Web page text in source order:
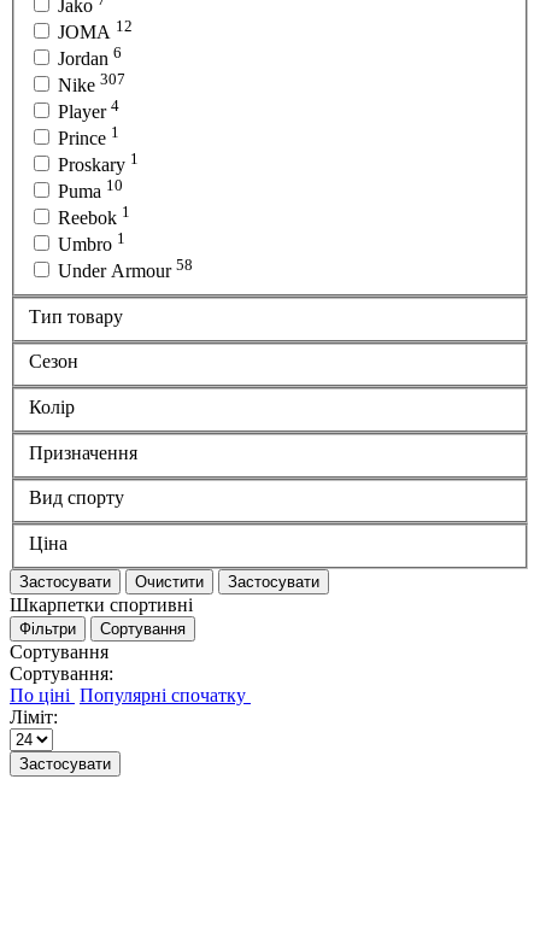
Jako
JOMA 12
Jordan 6
Nike 307
Player 4
Prince 1
Proskary 1
Puma 10
Reebok 1
Umbro 1
Under Armour 58
Тип товару
Сезон
Колір
Призначення
Вид спорту
Ціна
Застосувати Очистити Застосувати
Шкарпетки спортивні
Фільтри Сортування
Сортування
Сортування:
Ліміт:
Застосувати